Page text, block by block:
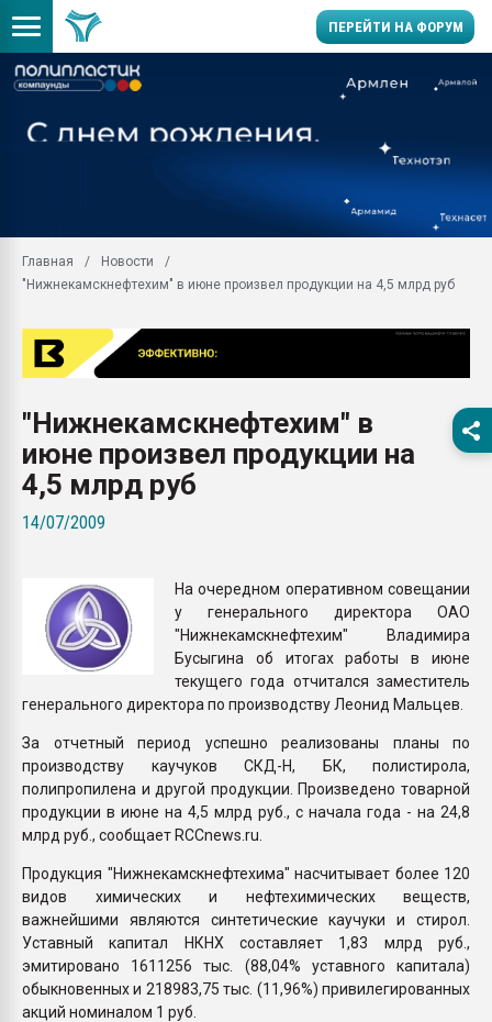
ПЕРЕЙТИ НА ФОРУМ
заводу пластмасс"
28.07.2026
пластмасс
28.07.2026
ситуацией на
ПЕРЕЙТИ НА
Главная
Новости
"Нижнекамскнефтехим" в июне произвел продукции на 4,5 млрд руб
"Нижнекамскнефтехим" в
июне произвел продукции на
4,5 млрд руб
14/07/2009
На очередном оперативном совещании
у генерального директора ОАО
"Нижнекамскнефтехим" Владимира
Бусыгина об итогах работы в июне
текущего года отчитался заместитель
генерального директора по производству Леонид Мальцев.
За отчетный период успешно реализованы планы по
производству каучуков CКД-Н, БК, полистирола,
полипропилена и другой продукции. Произведено товарной
продукции в июне на 4,5 млрд руб., с начала года - на 24,8
млрд руб., сообщает RCCnews.ru.
Продукция "Нижнекамскнефтехима" насчитывает более 120
видов химических и нефтехимических веществ,
важнейшими являются синтетические каучуки и стирол.
Уставный капитал НКНХ составляет 1,83 млрд руб.,
эмитировано 1611256 тыс. (88,04% уставного капитала)
обыкновенных и 218983,75 тыс. (11,96%) привилегированных
акций номиналом 1 руб.